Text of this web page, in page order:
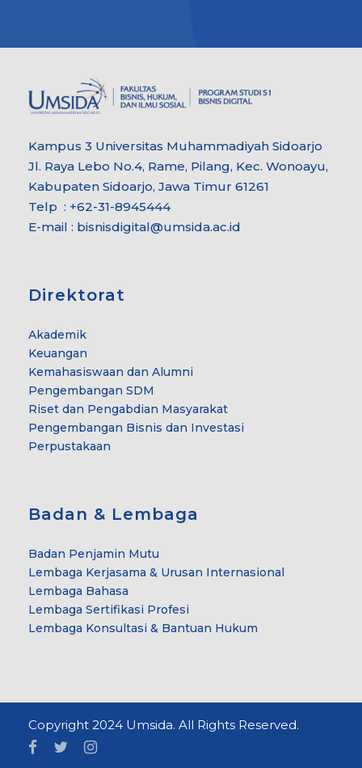
Kampus 3 Universitas Muhammadiyah Sidoarjo
Jl. Raya Lebo No.4, Rame, Pilang, Kec. Wonoayu,
Kabupaten Sidoarjo, Jawa Timur 61261
Telp : +62-31-8945444
E-mail : bisnisdigital@umsida.ac.id
Direktorat
Akademik
Keuangan
Kemahasiswaan dan Alumni
Pengembangan SDM
Riset dan Pengabdian Masyarakat
Pengembangan Bisnis dan Investasi
Perpustakaan
Badan & Lembaga
Badan Penjamin Mutu
Lembaga Kerjasama & Urusan Internasional
Lembaga Bahasa
Lembaga Sertifikasi Profesi
Lembaga Konsultasi & Bantuan Hukum
Copyright 2024 Umsida. All Rights Reserved.